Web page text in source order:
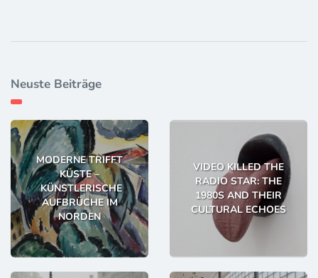
Neuste Beiträge
MODERNE TRIFFT
KÜSTE –
KÜNSTLERISCHE
AUFBRÜCHE IM
NORDEN
VIDEO KILLED THE
RADIO STAR: THE
1980S AND THEIR
CULTURAL ECHOES